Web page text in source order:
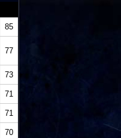
85
77
73
71
71
70